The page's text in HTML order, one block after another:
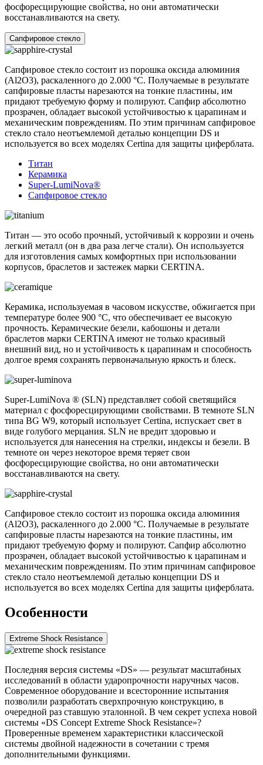
фосфоресцирующие свойства, но они автоматически
восстанавливаются на свету.
Сапфировое стекло
Сапфировое стекло состоит из порошка оксида алюминия
(Al2O3), раскаленного до 2.000 °C. Получаемые в результате
сапфировые пласты нарезаются на тонкие пластины, им
придают требуемую форму и полируют. Сапфир абсолютно
прозрачен, обладает высокой устойчивостью к царапинам и
механическим повреждениям. По этим причинам сапфировое
стекло стало неотъемлемой деталью концепции DS и
используется во всех моделях Certina для защиты циферблата.
Титан
Керамика
Super-LumiNova®
Сапфировое стекло
Титан ― это особо прочный, устойчивый к коррозии и очень
легкий металл (он в два раза легче стали). Он используется
для изготовления самых комфортных при использовании
корпусов, браслетов и застежек марки CERTINA.
Керамика, используемая в часовом искусстве, обжигается при
температуре более 900 °C, что обеспечивает ее высокую
прочность. Керамические безели, кабошоны и детали
браслетов марки CERTINA имеют не только красивый
внешний вид, но и устойчивость к царапинам и способность
долгое время сохранять первоначальную яркость и блеск.
Super-LumiNova ® (SLN) представляет собой cветящийся
материал с фосфоресцирующими свойствами. В темноте SLN
типа BG W9, который использует Certina, испускает свет в
виде голубого мерцания. SLN не вредит здоровью и
используется для нанесения на стрелки, индексы и безели. В
темноте он через некоторое время теряет свои
фосфоресцирующие свойства, но они автоматически
восстанавливаются на свету.
Сапфировое стекло состоит из порошка оксида алюминия
(Al2O3), раскаленного до 2.000 °C. Получаемые в результате
сапфировые пласты нарезаются на тонкие пластины, им
придают требуемую форму и полируют. Сапфир абсолютно
прозрачен, обладает высокой устойчивостью к царапинам и
механическим повреждениям. По этим причинам сапфировое
стекло стало неотъемлемой деталью концепции DS и
используется во всех моделях Certina для защиты циферблата.
Особенности
Extreme Shock Resistance
Последняя версия системы «DS» ― результат масштабных
исследований в области ударопрочности наручных часов.
Современное оборудование и всесторонние испытания
позволили разработать сверхпрочную конструкцию, в
очередной раз ставшую эталонной. В чем секрет успеха новой
системы «DS Concept Extreme Shock Resistance»?
Проверенные временем характеристики классической
системы двойной надежности в сочетании с тремя
дополнительными функциями.